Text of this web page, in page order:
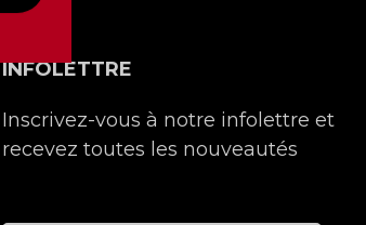
INFOLETTRE
Inscrivez-vous à notre infolettre et
recevez toutes les nouveautés